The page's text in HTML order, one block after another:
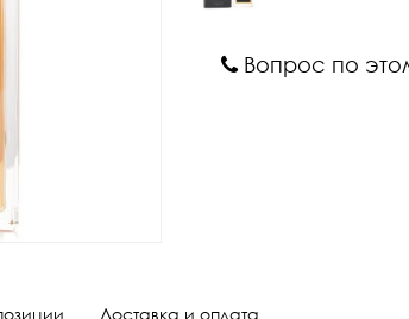
Вопрос по
Доставка и оплата